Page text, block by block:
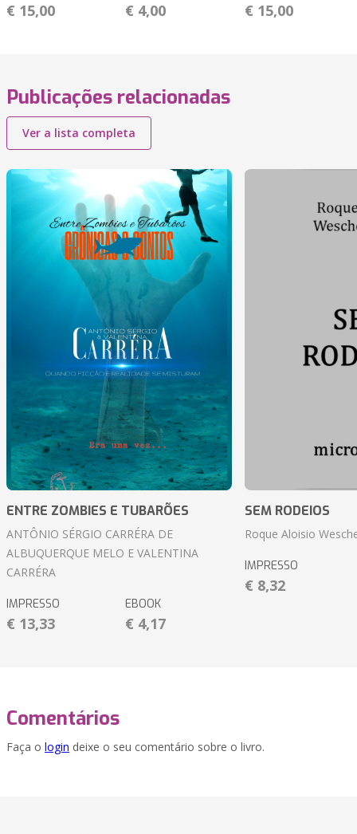
€ 15,00 € 4,00 € 15,00
Publicações relacionadas
Ver a lista completa
ENTRE ZOMBIES E TUBARÕES
ANTÔNIO SÉRGIO CARRÉRA DE
ALBUQUERQUE MELO E VALENTINA
CARRÉRA
IMPRESSO
€ 13,33
EBOOK
€ 4,17
SEM RODEIOS
Roque Aloisio
IMPRESSO
€ 8,32
Comentários
Faça o login deixe o seu comentário sobre o livro.